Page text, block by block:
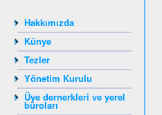
Hakkımızda
Künye
Tezler
Yönetim Kurulu
Üye dernerkleri ve yerel
büroları